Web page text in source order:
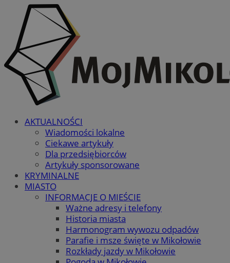
AKTUALNOŚCI
Wiadomości lokalne
Ciekawe artykuły
Dla przedsiębiorców
Artykuły sponsorowane
KRYMINALNE
MIASTO
INFORMACJE O MIEŚCIE
Ważne adresy i telefony
Historia miasta
Harmonogram wywozu odpadów
Parafie i msze święte w Mikołowie
Rozkłady jazdy w Mikołowie